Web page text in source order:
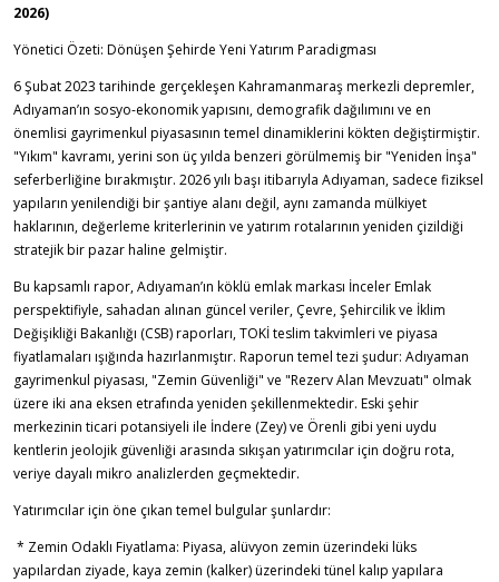
2026)
Yönetici Özeti: Dönüşen Şehirde Yeni Yatırım Paradigması
6 Şubat 2023 tarihinde gerçekleşen Kahramanmaraş merkezli depremler,
Adıyaman’ın sosyo-ekonomik yapısını, demografik dağılımını ve en
önemlisi gayrimenkul piyasasının temel dinamiklerini kökten değiştirmiştir.
"Yıkım" kavramı, yerini son üç yılda benzeri görülmemiş bir "Yeniden İnşa"
seferberliğine bırakmıştır. 2026 yılı başı itibarıyla Adıyaman, sadece fiziksel
yapıların yenilendiği bir şantiye alanı değil, aynı zamanda mülkiyet
haklarının, değerleme kriterlerinin ve yatırım rotalarının yeniden çizildiği
stratejik bir pazar haline gelmiştir.
Bu kapsamlı rapor, Adıyaman’ın köklü emlak markası İnceler Emlak
perspektifiyle, sahadan alınan güncel veriler, Çevre, Şehircilik ve İklim
Değişikliği Bakanlığı (CSB) raporları, TOKİ teslim takvimleri ve piyasa
fiyatlamaları ışığında hazırlanmıştır. Raporun temel tezi şudur: Adıyaman
gayrimenkul piyasası, "Zemin Güvenliği" ve "Rezerv Alan Mevzuatı" olmak
üzere iki ana eksen etrafında yeniden şekillenmektedir. Eski şehir
merkezinin ticari potansiyeli ile İndere (Zey) ve Örenli gibi yeni uydu
kentlerin jeolojik güvenliği arasında sıkışan yatırımcılar için doğru rota,
veriye dayalı mikro analizlerden geçmektedir.
Yatırımcılar için öne çıkan temel bulgular şunlardır:
* Zemin Odaklı Fiyatlama: Piyasa, alüvyon zemin üzerindeki lüks
yapılardan ziyade, kaya zemin (kalker) üzerindeki tünel kalıp yapılara